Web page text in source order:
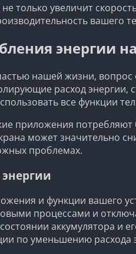
увеличит
вашего
энергии
нашей жизни, вопрос
расход
все функции
приложения
может значительно
проблемах.
и функции вашего
процессами и
аккумулятора и
по уменьшению расхода